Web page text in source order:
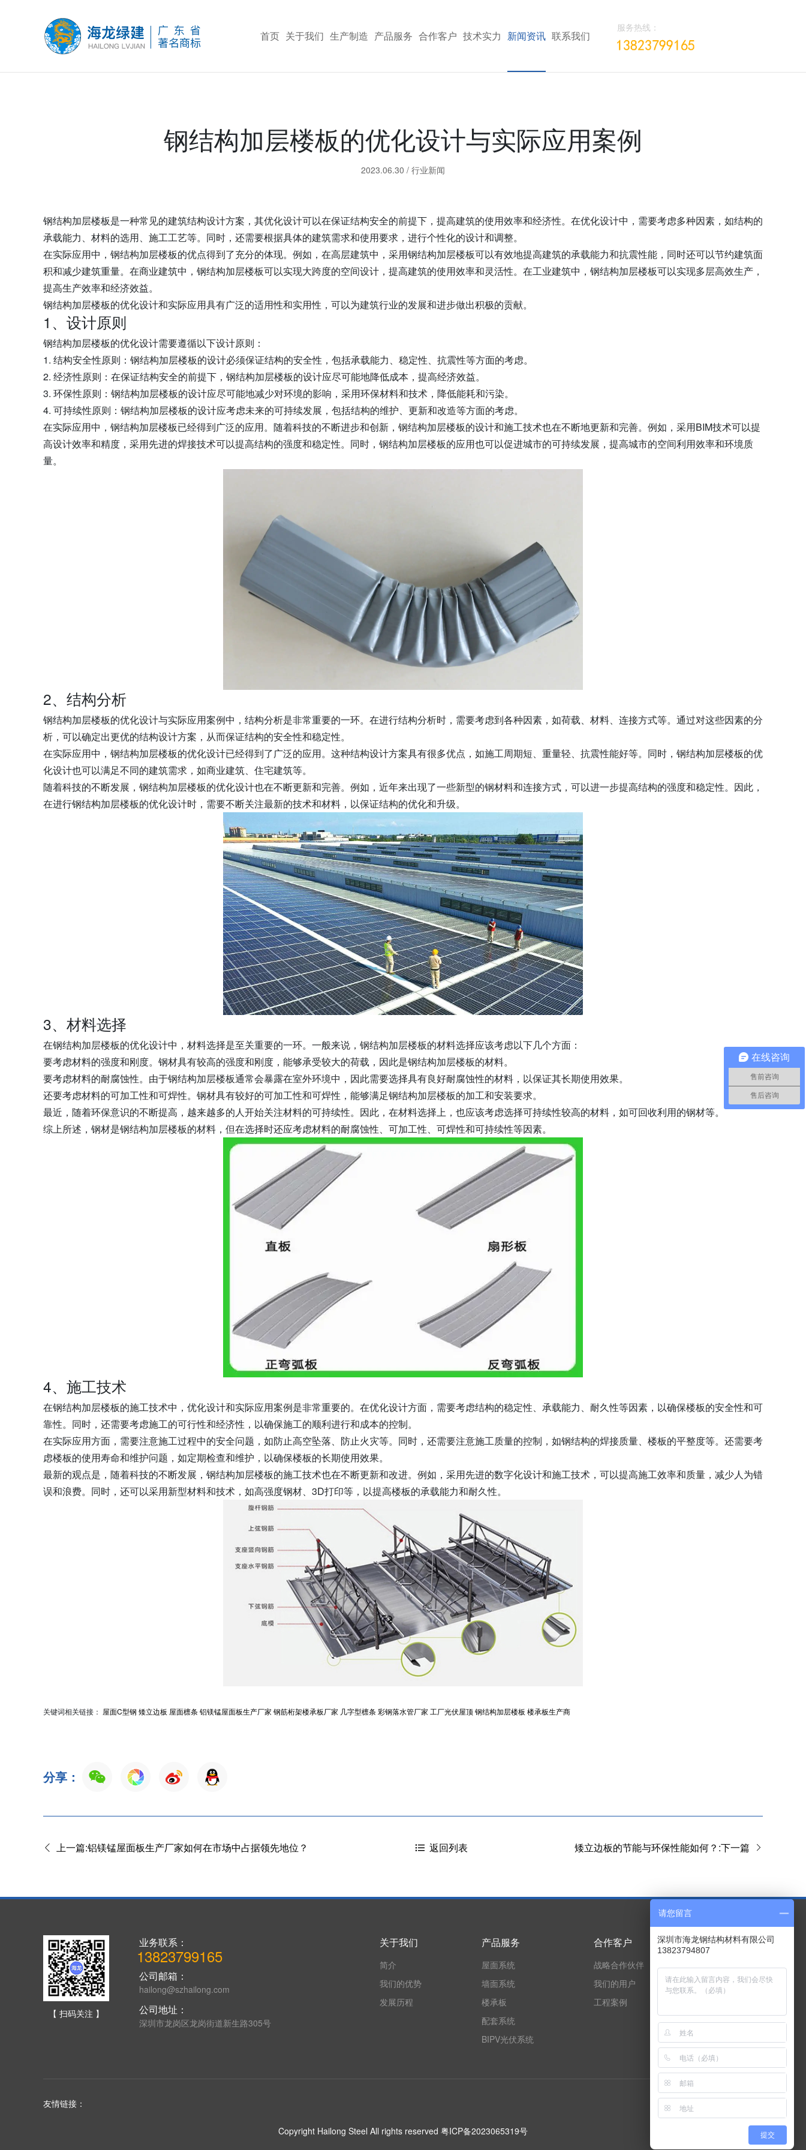
首页 关于我们 生产制造 产品服务 合作客户 技术实力 新闻资讯 联系我们
服务热线：
钢结构加层楼板的优化设计与实际应用案例
2023.06.30 / 行业新闻
钢结构加层楼板是一种常见的建筑结构设计方案，其优化设计可以在保证结构安全的前提下，提高建筑的使用效率和经济性。在优化设计中，需要考虑多种因素，如结构的
承载能力、材料的选用、施工工艺等。同时，还需要根据具体的建筑需求和使用要求，进行个性化的设计和调整。
在实际应用中，钢结构加层楼板的优点得到了充分的体现。例如，在高层建筑中，采用钢结构加层楼板可以有效地提高建筑的承载能力和抗震性能，同时还可以节约建筑面
积和减少建筑重量。在商业建筑中，钢结构加层楼板可以实现大跨度的空间设计，提高建筑的使用效率和灵活性。在工业建筑中，钢结构加层楼板可以实现多层高效生产，
提高生产效率和经济效益。
钢结构加层楼板的优化设计和实际应用具有广泛的适用性和实用性，可以为建筑行业的发展和进步做出积极的贡献。
1、设计原则
钢结构加层楼板的优化设计需要遵循以下设计原则：
1. 结构安全性原则：钢结构加层楼板的设计必须保证结构的安全性，包括承载能力、稳定性、抗震性等方面的考虑。
2. 经济性原则：在保证结构安全的前提下，钢结构加层楼板的设计应尽可能地降低成本，提高经济效益。
3. 环保性原则：钢结构加层楼板的设计应尽可能地减少对环境的影响，采用环保材料和技术，降低能耗和污染。
4. 可持续性原则：钢结构加层楼板的设计应考虑未来的可持续发展，包括结构的维护、更新和改造等方面的考虑。
在实际应用中，钢结构加层楼板已经得到广泛的应用。随着科技的不断进步和创新，钢结构加层楼板的设计和施工技术也在不断地更新和完善。例如，采用BIM技术可以提
高设计效率和精度，采用先进的焊接技术可以提高结构的强度和稳定性。同时，钢结构加层楼板的应用也可以促进城市的可持续发展，提高城市的空间利用效率和环境质
量。
2、结构分析
钢结构加层楼板的优化设计与实际应用案例中，结构分析是非常重要的一环。在进行结构分析时，需要考虑到各种因素，如荷载、材料、连接方式等。通过对这些因素的分
析，可以确定出更优的结构设计方案，从而保证结构的安全性和稳定性。
在实际应用中，钢结构加层楼板的优化设计已经得到了广泛的应用。这种结构设计方案具有很多优点，如施工周期短、重量轻、抗震性能好等。同时，钢结构加层楼板的优
化设计也可以满足不同的建筑需求，如商业建筑、住宅建筑等。
随着科技的不断发展，钢结构加层楼板的优化设计也在不断更新和完善。例如，近年来出现了一些新型的钢材料和连接方式，可以进一步提高结构的强度和稳定性。因此，
在进行钢结构加层楼板的优化设计时，需要不断关注最新的技术和材料，以保证结构的优化和升级。
3、材料选择
在钢结构加层楼板的优化设计中，材料选择是至关重要的一环。一般来说，钢结构加层楼板的材料选择应该考虑以下几个方面：
要考虑材料的强度和刚度。钢材具有较高的强度和刚度，能够承受较大的荷载，因此是钢结构加层楼板的材料。
要考虑材料的耐腐蚀性。由于钢结构加层楼板通常会暴露在室外环境中，因此需要选择具有良好耐腐蚀性的材料，以保证其长期使用效果。
还要考虑材料的可加工性和可焊性。钢材具有较好的可加工性和可焊性，能够满足钢结构加层楼板的加工和安装要求。
最近，随着环保意识的不断提高，越来越多的人开始关注材料的可持续性。因此，在材料选择上，也应该考虑选择可持续性较高的材料，如可回收利用的钢材等。
综上所述，钢材是钢结构加层楼板的材料，但在选择时还应考虑材料的耐腐蚀性、可加工性、可焊性和可持续性等因素。
4、施工技术
在钢结构加层楼板的施工技术中，优化设计和实际应用案例是非常重要的。在优化设计方面，需要考虑结构的稳定性、承载能力、耐久性等因素，以确保楼板的安全性和可
靠性。同时，还需要考虑施工的可行性和经济性，以确保施工的顺利进行和成本的控制。
在实际应用方面，需要注意施工过程中的安全问题，如防止高空坠落、防止火灾等。同时，还需要注意施工质量的控制，如钢结构的焊接质量、楼板的平整度等。还需要考
虑楼板的使用寿命和维护问题，如定期检查和维护，以确保楼板的长期使用效果。
最新的观点是，随着科技的不断发展，钢结构加层楼板的施工技术也在不断更新和改进。例如，采用先进的数字化设计和施工技术，可以提高施工效率和质量，减少人为错
误和浪费。同时，还可以采用新型材料和技术，如高强度钢材、3D打印等，以提高楼板的承载能力和耐久性。
关键词相关链接： 屋面C型钢 矮立边板 屋面檩条 铝镁锰屋面板生产厂家 钢筋桁架楼承板厂家 几字型檩条 彩钢落水管厂家 工厂光伏屋顶钢结构加层楼板 楼承板生产商
分享：
上一篇:铝镁锰屋面板生产厂家如何在市场中占据领先地位？ 返回列表 矮立边板的节能与环保性能如何？:下一篇
【 扫码关注 】
业务联系：
13823799165
公司邮箱：
hailong@szhailong.com
公司地址：
深圳市龙岗区龙岗街道新生路305号
关于我们
简介
我们的优势
发展历程
产品服务
屋面系统
墙面系统
楼承板
配套系统
BIPV光伏系统
合作客户
战略合作伙伴
我们的用户
工程案例
技术实力
专利与荣誉证书
资质证书
友情链接：
Copyright Hailong Steel All rights reserved 粤ICP备2023065319号
在线咨询
售前咨询
售后咨询
请您留言
深圳市海龙钢结构材料有限公司
13823794807
提交